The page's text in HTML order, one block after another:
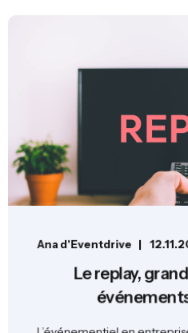
Ana d'Eventdrive
Le replay,